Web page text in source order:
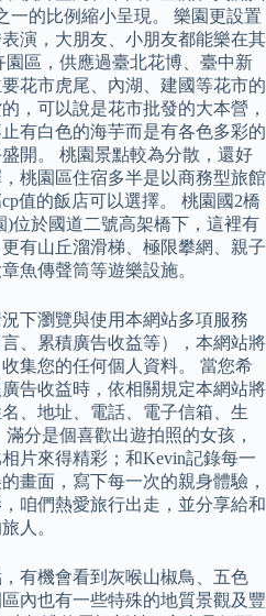
一的比例縮小呈現。 樂園更設置
演，大朋友、小朋友都能樂在其
區，供應過臺北花博、臺中新
花市虎尾、內湖、建國等花市的
，可以說是花市批發的大本營，
有白色的海芋而是有各色多彩的
開。 桃園景點較為分散，還好
桃園區住宿多半是以商務型旅館
值的飯店可以選擇。 桃園國2橋
位於國道二號高架橋下，這裡有
有山丘溜滑梯、極限攀網、親子
魚傳聲筒等遊樂設施。
下瀏覽與使用本網站多項服務
、累積廣告收益等），本網站將
集您的任何個人資料。 當您希
告收益時，依相關規定本網站將
、地址、電話、電子信箱、生
分是個喜歡出遊拍照的女孩，
片來得精彩；和Kevin記錄每一
畫面，寫下每一次的親身體驗，
咱們熱愛旅行出走，並分享給和
人。
有機會看到灰喉山椒鳥、五色
內也有一些特殊的地質景觀及豐